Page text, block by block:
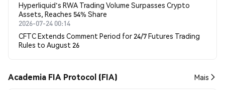
Hyperliquid's RWA Trading Volume Surpasses Crypto
Assets, Reaches 54% Share
2026-07-24 00:14
CFTC Extends Comment Period for 24/7 Futures Trading
Rules to August 26
Academia FIA Protocol (FIA) Mais